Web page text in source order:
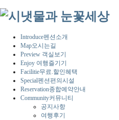
Introduce펜션소개
Map오시는길
Preview 객실보기
Enjoy 여행즐기기
Facilitie무료.할인혜택
Special펜션편의시설
Reservation종합예약안내
Community커뮤니티
공지사항
여행후기